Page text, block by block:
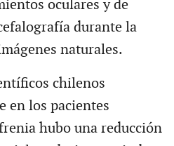
oculares y de
durante la
naturales.
chilenos
en los pacientes
hubo una reducción